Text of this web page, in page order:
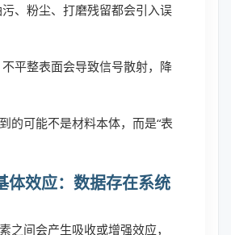
、粉尘、打磨残留都会引入误
不平整表面会导致信号散射，降
的可能不是材料本体，而是“表
体效应：数据存在系统
之间会产生吸收或增强效应，